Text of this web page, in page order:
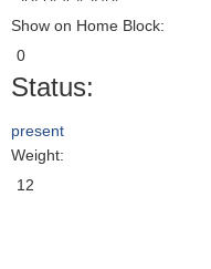
Show on Home Block:
0
Status:
present
Weight:
12